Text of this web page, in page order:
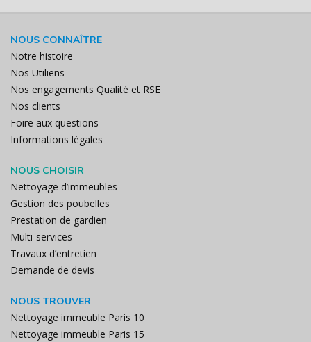
NOUS CONNAÎTRE
Notre histoire
Nos Utiliens
Nos engagements Qualité et RSE
Nos clients
Foire aux questions
Informations légales
NOUS CHOISIR
Nettoyage d’immeubles
Gestion des poubelles
Prestation de gardien
Multi-services
Travaux d’entretien
Demande de devis
NOUS TROUVER
Nettoyage immeuble Paris 10
Nettoyage immeuble Paris 15